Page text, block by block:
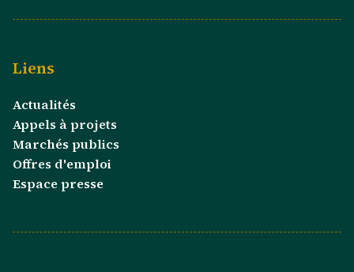
Liens
Actualités
Appels à projets
Marchés publics
Offres d'emploi
Espace presse